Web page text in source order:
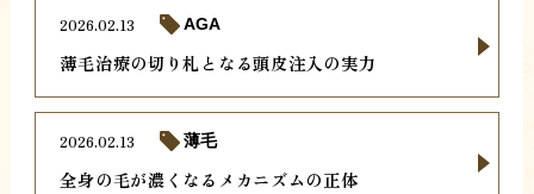
薄毛治療の切り札となる頭皮注入の実力
2026.02.13 AGA
全身の毛が濃くなるメカニズムの正体
2026.02.13 薄毛